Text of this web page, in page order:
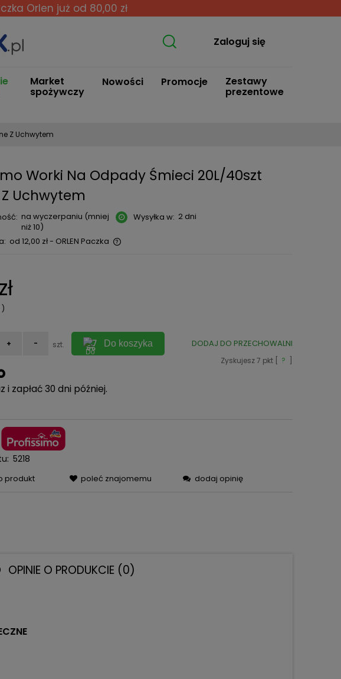
Orlen już od 80,00 zł
Zaloguj się
Market
spożywczy
Nowości Promocje Zestawy
prezentowe
Z Uchwytem
Worki Na Odpady Śmieci 20L/40szt
Uchwytem
na wyczerpaniu (mniej
niż 10)
Wysyłka w: 2 dni
od 12,00 zł- ORLEN Paczka
)
+ - szt. Do koszyka DODAJ DO PRZECHOWALNI
Zyskujesz7 pkt [ ?
i zapłać 30 dni później.
5218
produkt poleć znajomemu dodaj opinię
OPINIE O PRODUKCIE (0)